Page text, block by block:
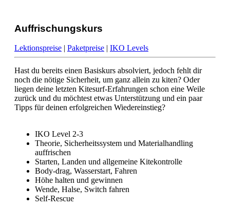
Auffrischungskurs
Lektionspreise Paketpreise IKO Levels
Hast du bereits einen Basiskurs absolviert, jedoch fehlt dir
noch die nötige Sicherheit, um ganz allein zu kiten? Oder
liegen deine letzten Kitesurf-Erfahrungen schon eine Weile
zurück und du möchtest etwas Unterstützung und ein paar
Tipps für deinen erfolgreichen Wiedereinstieg?
IKO Level 2-3
Theorie, Sicherheitssystem und Materialhandling
auffrischen
Starten, Landen und allgemeine Kitekontrolle
Body-drag, Wasserstart, Fahren
Höhe halten und gewinnen
Wende, Halse, Switch fahren
Self-Rescue